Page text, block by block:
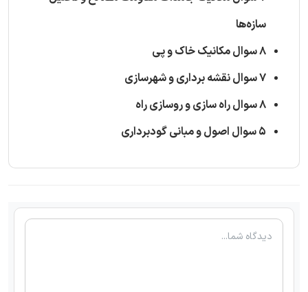
سازه‌ها
8 سوال مکانیک خاک و پی
7 سوال نقشه برداری و شهرسازی
8 سوال راه سازی و روسازی راه
5 سوال اصول و مبانی گودبرداری